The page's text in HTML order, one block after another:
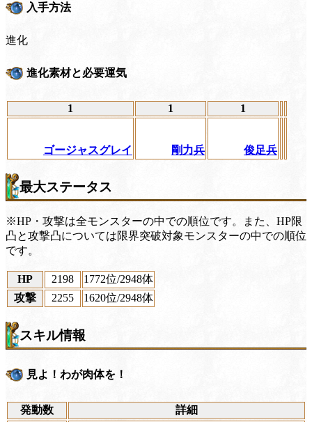
入手方法
進化
進化素材と必要運気
1 1 1
ゴージャスグレイ 剛力兵 俊足兵
最大ステータス
※HP・攻撃は全モンスターの中での順位です。また、HP限
凸と攻撃凸については限界突破対象モンスターの中での順位
です。
HP 2198 1772位/2948体
攻撃
2255 1620位/2948体
スキル情報
見よ！わが肉体を！
発動数 詳細